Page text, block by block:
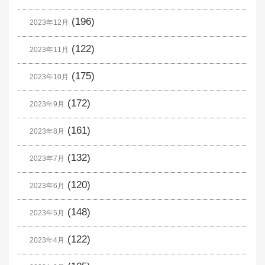
2023年12月 (196)
2023年11月 (122)
2023年10月 (175)
2023年9月 (172)
2023年8月 (161)
2023年7月 (132)
2023年6月 (120)
2023年5月 (148)
2023年4月 (122)